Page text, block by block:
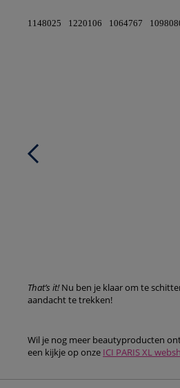
1148025 1220106 1064767
That’s it!Nu ben je klaar om te
aandacht te trekken!
Wil je nog meer beautyproducten
een kijkje op onze ICI PARIS XL